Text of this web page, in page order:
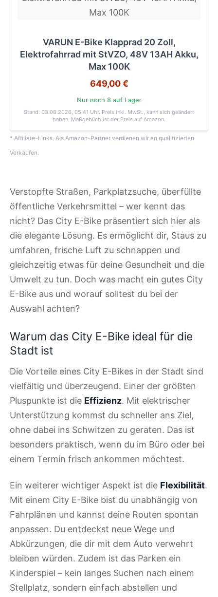
VARUN E-Bike Klapprad 20 Zoll,
Elektrofahrrad mit StVZO, 48V 13AH Akku,
Max 100K
649,00 €
Nur noch 8 auf Lager
Stand: 03.08.2026, 05:41 Uhr. Preis inkl. MwSt., kann sich geändert
haben. Maßgeblich ist der Preis auf Amazon.
* Affiliate-Links. Als Amazon-Partner verdienen wir an qualifizierten
Verkäufen.
Verstopfte Straßen, Parkplatzsuche, überfüllte
öffentliche Verkehrsmittel – wer kennt das
nicht? Das City E-Bike präsentiert sich hier als
die elegante Lösung. Es ermöglicht dir, Staus zu
umfahren, frische Luft zu schnappen und
gleichzeitig etwas für deine Gesundheit und die
Umwelt zu tun. Doch was macht ein gutes City
E-Bike aus und worauf solltest du bei der
Auswahl achten?
Warum das City E-Bike ideal für die
Stadt ist
Die Vorteile eines City E-Bikes in der Stadt sind
vielfältig und überzeugend. Einer der größten
Pluspunkte ist die Effizienz. Mit elektrischer
Unterstützung kommst du schneller ans Ziel,
ohne dabei ins Schwitzen zu geraten. Das ist
besonders praktisch, wenn du im Büro oder bei
einem Termin frisch ankommen möchtest.
Ein weiterer wichtiger Aspekt ist die Flexibilität.
Mit einem City E-Bike bist du unabhängig von
Fahrplänen und kannst deine Routen spontan
anpassen. Du entdeckst neue Wege und
Abkürzungen, die dir mit dem Auto verwehrt
bleiben würden. Zudem ist das Parken ein
Kinderspiel – kein langes Suchen nach einem
Stellplatz, sondern einfach abstellen und